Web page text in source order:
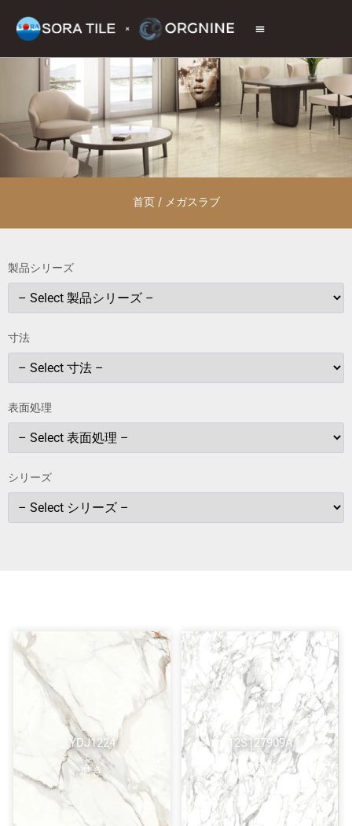
首页/ メガスラブ
製品シリーズ
寸法
表面処理
シリーズ
YDJ1224
磨き
12S127909A
磨き